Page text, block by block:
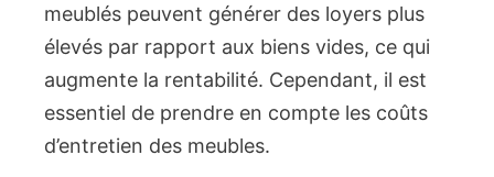
meublés peuvent générer des loyers plus
élevés par rapport aux biens vides, ce qui
augmente la rentabilité. Cependant, il est
essentiel de prendre en compte les coûts
d’entretien des meubles.